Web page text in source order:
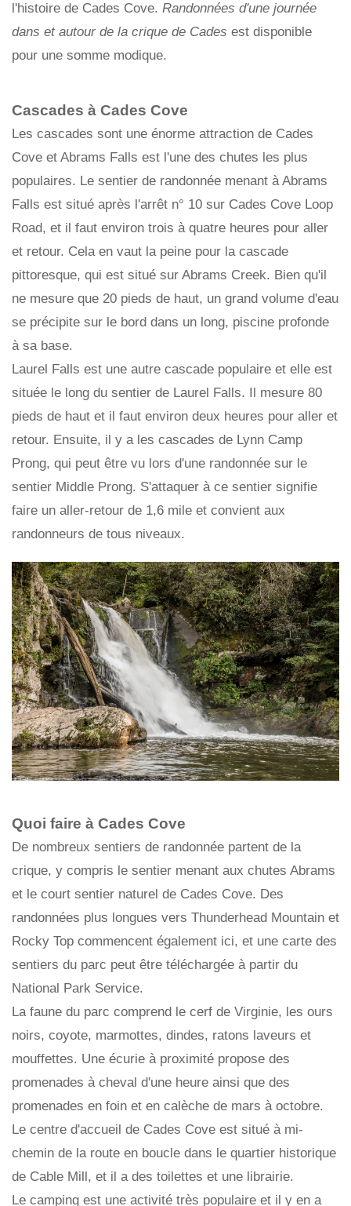
l'histoire de Cades Cove. Randonnées d'une journée
dans et autour de la crique de Cades est disponible
pour une somme modique.
Cascades à Cades Cove
Les cascades sont une énorme attraction de Cades
Cove et Abrams Falls est l'une des chutes les plus
populaires. Le sentier de randonnée menant à Abrams
Falls est situé après l'arrêt n° 10 sur Cades Cove Loop
Road, et il faut environ trois à quatre heures pour aller
et retour. Cela en vaut la peine pour la cascade
pittoresque, qui est situé sur Abrams Creek. Bien qu'il
ne mesure que 20 pieds de haut, un grand volume d'eau
se précipite sur le bord dans un long, piscine profonde
à sa base.
Laurel Falls est une autre cascade populaire et elle est
située le long du sentier de Laurel Falls. Il mesure 80
pieds de haut et il faut environ deux heures pour aller et
retour. Ensuite, il y a les cascades de Lynn Camp
Prong, qui peut être vu lors d'une randonnée sur le
sentier Middle Prong. S'attaquer à ce sentier signifie
faire un aller-retour de 1,6 mile et convient aux
randonneurs de tous niveaux.
Quoi faire à Cades Cove
De nombreux sentiers de randonnée partent de la
crique, y compris le sentier menant aux chutes Abrams
et le court sentier naturel de Cades Cove. Des
randonnées plus longues vers Thunderhead Mountain et
Rocky Top commencent également ici, et une carte des
sentiers du parc peut être téléchargée à partir du
National Park Service.
La faune du parc comprend le cerf de Virginie, les ours
noirs, coyote, marmottes, dindes, ratons laveurs et
mouffettes. Une écurie à proximité propose des
promenades à cheval d'une heure ainsi que des
promenades en foin et en calèche de mars à octobre.
Le centre d'accueil de Cades Cove est situé à mi-
chemin de la route en boucle dans le quartier historique
de Cable Mill, et il a des toilettes et une librairie.
Le camping est une activité très populaire et il y en a